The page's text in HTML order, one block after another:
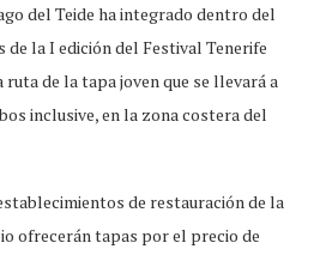
del Teide ha integrado dentro del
la I edición del Festival Tenerife
de la tapa joven que se llevará a
inclusive, en la zona costera del
de restauración de la
ofrecerán tapas por el precio de